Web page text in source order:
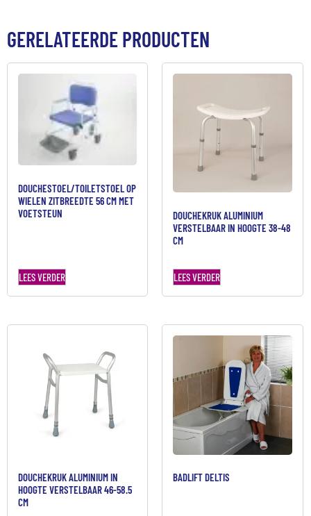
GERELATEERDE PRODUCTEN
DOUCHESTOEL/TOILETSTOEL OP
WIELEN ZITBREEDTE 56 CM MET
VOETSTEUN
LEES VERDER
DOUCHEKRUK ALUMINIUM
VERSTELBAAR IN HOOGTE 38-48
CM
LEES VERDER
DOUCHEKRUK ALUMINIUM IN
HOOGTE VERSTELBAAR 46-58.5
CM
BADLIFT DELTIS